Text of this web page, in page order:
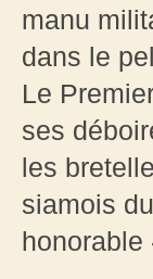
manu
dans le
Le
ses
les
siamois
honorable